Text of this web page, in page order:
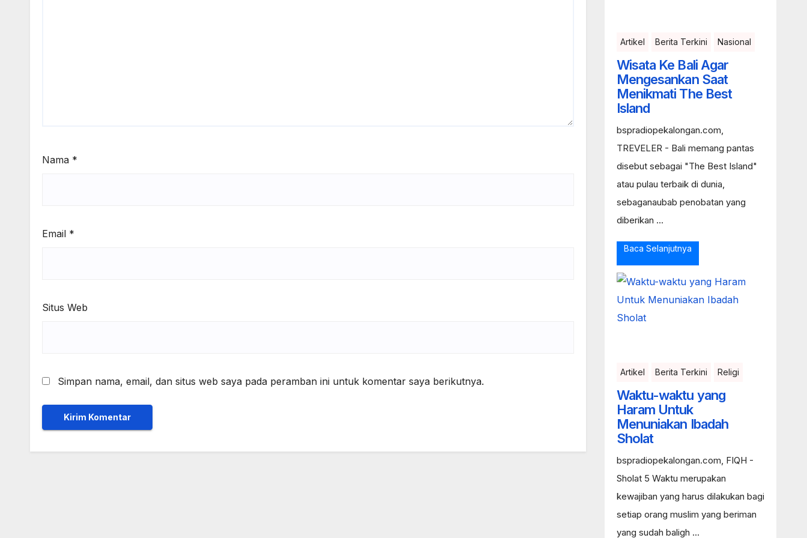
Nama *
Email *
Situs Web
Simpan nama, email, dan situs web saya pada peramban ini untuk komentar saya berikutnya.
Artikel Berita Terkini Nasional
Wisata Ke Bali Agar
Mengesankan Saat
Menikmati The Best
Island
bspradiopekalongan.com,
TREVELER - Bali memang pantas
disebut sebagai "The Best Island"
atau pulau terbaik di dunia,
sebaganaubab penobatan yang
diberikan ...
Baca Selanjutnya
Artikel Berita Terkini Religi
Waktu-waktu yang
Haram Untuk
Menuniakan Ibadah
Sholat
bspradiopekalongan.com, FIQH -
Sholat 5 Waktu merupakan
kewajiban yang harus dilakukan bagi
setiap orang muslim yang beriman
yang sudah baligh ...